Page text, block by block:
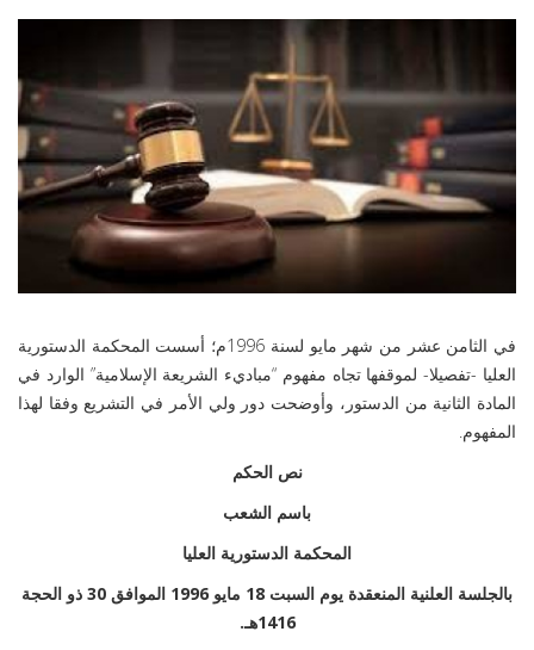
في الثامن عشر من شهر مايو لسنة 1996م؛ أسست المحكمة الدستورية
العليا -تفصيلا- لموقفها تجاه مفهوم “مباديء الشريعة الإسلامية” الوارد في
المادة الثانية من الدستور، وأوضحت دور ولي الأمر في التشريع وفقا لهذا
المفهوم.
نص الحكم
باسم الشعب
المحكمة الدستورية العليا
بالجلسة العلنية المنعقدة يوم السبت 18 مايو 1996 الموافق 30 ذو الحجة
1416هـ.